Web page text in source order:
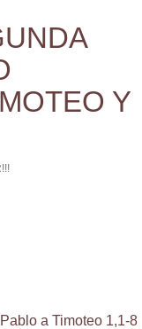
Y
a Timoteo 1,1-8